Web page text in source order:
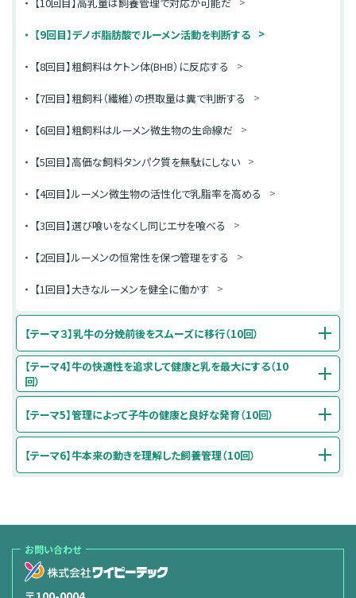
【9回目】デノボ脂肪酸でルーメン活動を判断する
【8回目】粗飼料はケトン体(BHB）に反応する
【7回目】粗飼料（繊維）の摂取量は糞で判断する
【6回目】粗飼料はルーメン微生物の生命線だ
【5回目】高価な飼料タンパク質を無駄にしない
【4回目】ルーメン微生物の活性化で乳脂率を高める
【3回目】選び喰いをなくし同じエサを喰べる
【2回目】ルーメンの恒常性を保つ管理をする
【1回目】大きなルーメンを健全に働かす
【テーマ３】乳牛の分娩前後をスムーズに移行（10回）
【テーマ4】牛の快適性を追求して健康と乳を最大にする（10
回）
【テーマ5】管理によって子牛の健康と良好な発育（10回）
【テーマ6】牛本来の動きを理解した飼養管理（10回）
お問い合わせ